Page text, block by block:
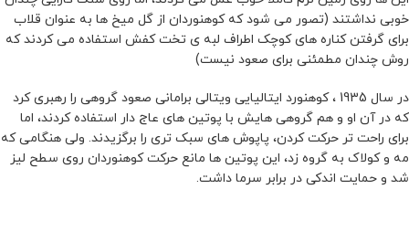
خوبی نداشتند (تصور می شود که کوهنوردان از گل میخ ها به عنوان قلاب
برای گرفتن کناره های کوچک اطراف لبه ی تخت کفش استفاده می کردند که
روش چندان مطمئنی برای صعود نیست)
در سال 1935 ، کوهنورد ایتالیایی ویتالی برامانی صعود گروهی را رهبری کرد
که در آن او و هم گروهی هایش با پوتین های عاج دار استفاده کردند، اما
برای راحت تر حرکت کردن، پاپوش های سبک تری را برگزیدند. ولی هنگامی که
مه و کولاک به گروه زد، این پوتین ها مانع حرکت کوهنوردان روی سطح لیز
شد و حمایت اندکی در برابر سرما داشت.